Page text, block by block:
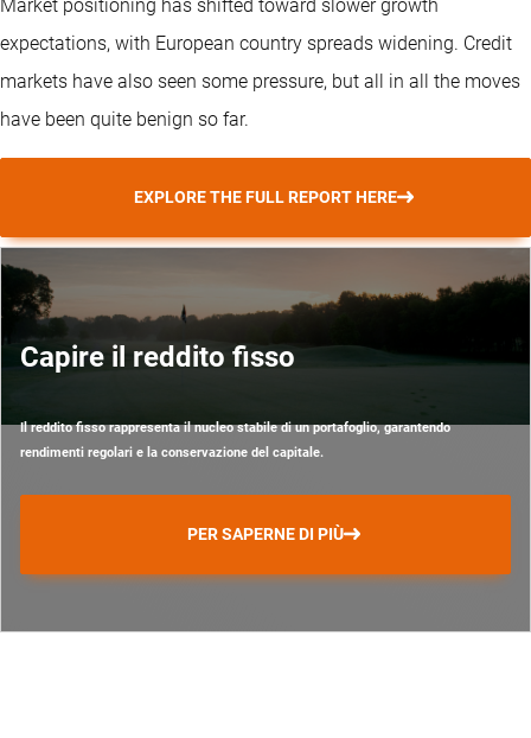
Market positioning has shifted toward slower growth
expectations, with European country spreads widening. Credit
markets have also seen some pressure, but all in all the moves
have been quite benign so far.
EXPLORE THE FULL REPORT HERE
Capire il reddito fisso
Il reddito fisso rappresenta il nucleo stabile di un portafoglio, garantendo
rendimenti regolari e la conservazione del capitale.
PER SAPERNE DI PIÙ